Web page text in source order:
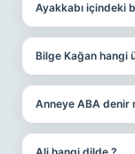
Ayakkabı içindeki
Bilge Kağan hangi
Anneye ABA denir